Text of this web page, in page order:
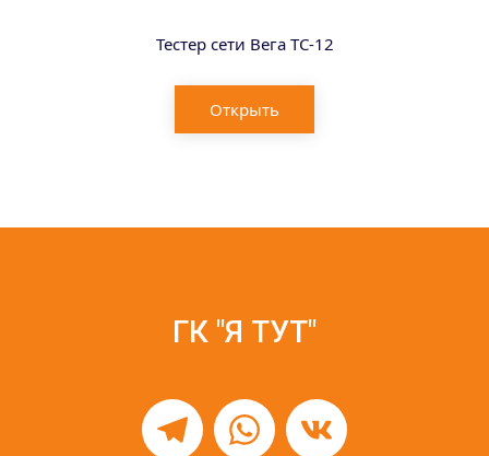
Тестер сети Вега ТС-12
Открыть
ГК "Я ТУТ"